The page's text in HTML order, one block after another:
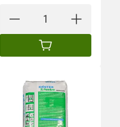
IN DEN WARENKORB